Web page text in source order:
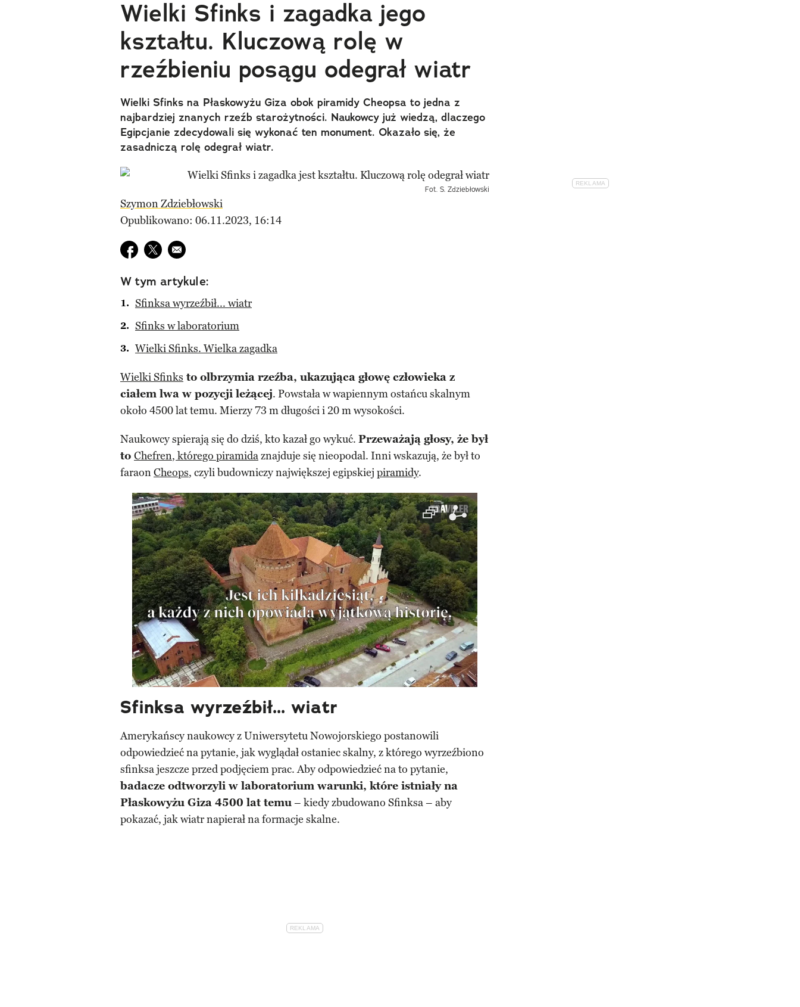
Wielki Sfinks i zagadka jego
kształtu. Kluczową rolę w
rzeźbieniu posągu odegrał wiatr
Wielki Sfinks na Płaskowyżu Giza obok piramidy Cheopsa to jedna z
najbardziej znanych rzeźb starożytności. Naukowcy już wiedzą, dlaczego
Egipcjanie zdecydowali się wykonać ten monument. Okazało się, że
zasadniczą rolę odegrał wiatr.
Fot. S. Zdziebłowski
Szymon Zdziebłowski
Opublikowano: 06.11.2023, 16:14
Udostępnij na facebook
Udostępnij na twitter
E-mail do przyjaciela
W tym artykule:
Sfinksa wyrzeźbił... wiatr
Sfinks w laboratorium
Wielki Sfinks. Wielka zagadka
Wielki Sfinks to olbrzymia rzeźba, ukazująca głowę człowieka z
ciałem lwa w pozycji leżącej. Powstała w wapiennym ostańcu skalnym
około 4500 lat temu. Mierzy 73 m długości i 20 m wysokości.
Naukowcy spierają się do dziś, kto kazał go wykuć. Przeważają głosy, że był
to Chefren, którego piramidaznajduje się nieopodal. Inni wskazują, że był to
faraonCheops, czyli budowniczy największej egipskiej piramidy.
Sfinksa wyrzeźbił... wiatr
Amerykańscy naukowcy z Uniwersytetu Nowojorskiego postanowili
odpowiedzieć na pytanie, jak wyglądał ostaniec skalny, z którego wyrzeźbiono
sfinksa jeszcze przed podjęciem prac. Aby odpowiedzieć na to pytanie,
badacze odtworzyli w laboratorium warunki, które istniały na
Płaskowyżu Giza 4500 lat temu– kiedy zbudowano Sfinksa – aby
pokazać, jak wiatr napierał na formacje skalne.